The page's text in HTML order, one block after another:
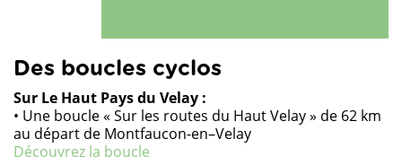
Des boucles cyclos
Sur Le Haut Pays du Velay :
• Une boucle « Sur les routes du Haut Velay » de 62 km
au départ de Montfaucon-en–Velay
Découvrez la boucle